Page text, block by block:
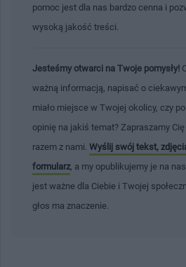
pomoc jest dla nas bardzo cenna i
wysoką jakość treści.
Jesteśmy otwarci na Twoje pomysły!
ważną informacją, napisać o
miało miejsce w Twojej okolicy, czy
opinię na jakiś temat? Zapraszamy
razem z nami. Wyślij swój tekst,
formularz , a my opublikujemy je na
jest ważne dla Ciebie i Twojej
głos ma znaczenie.